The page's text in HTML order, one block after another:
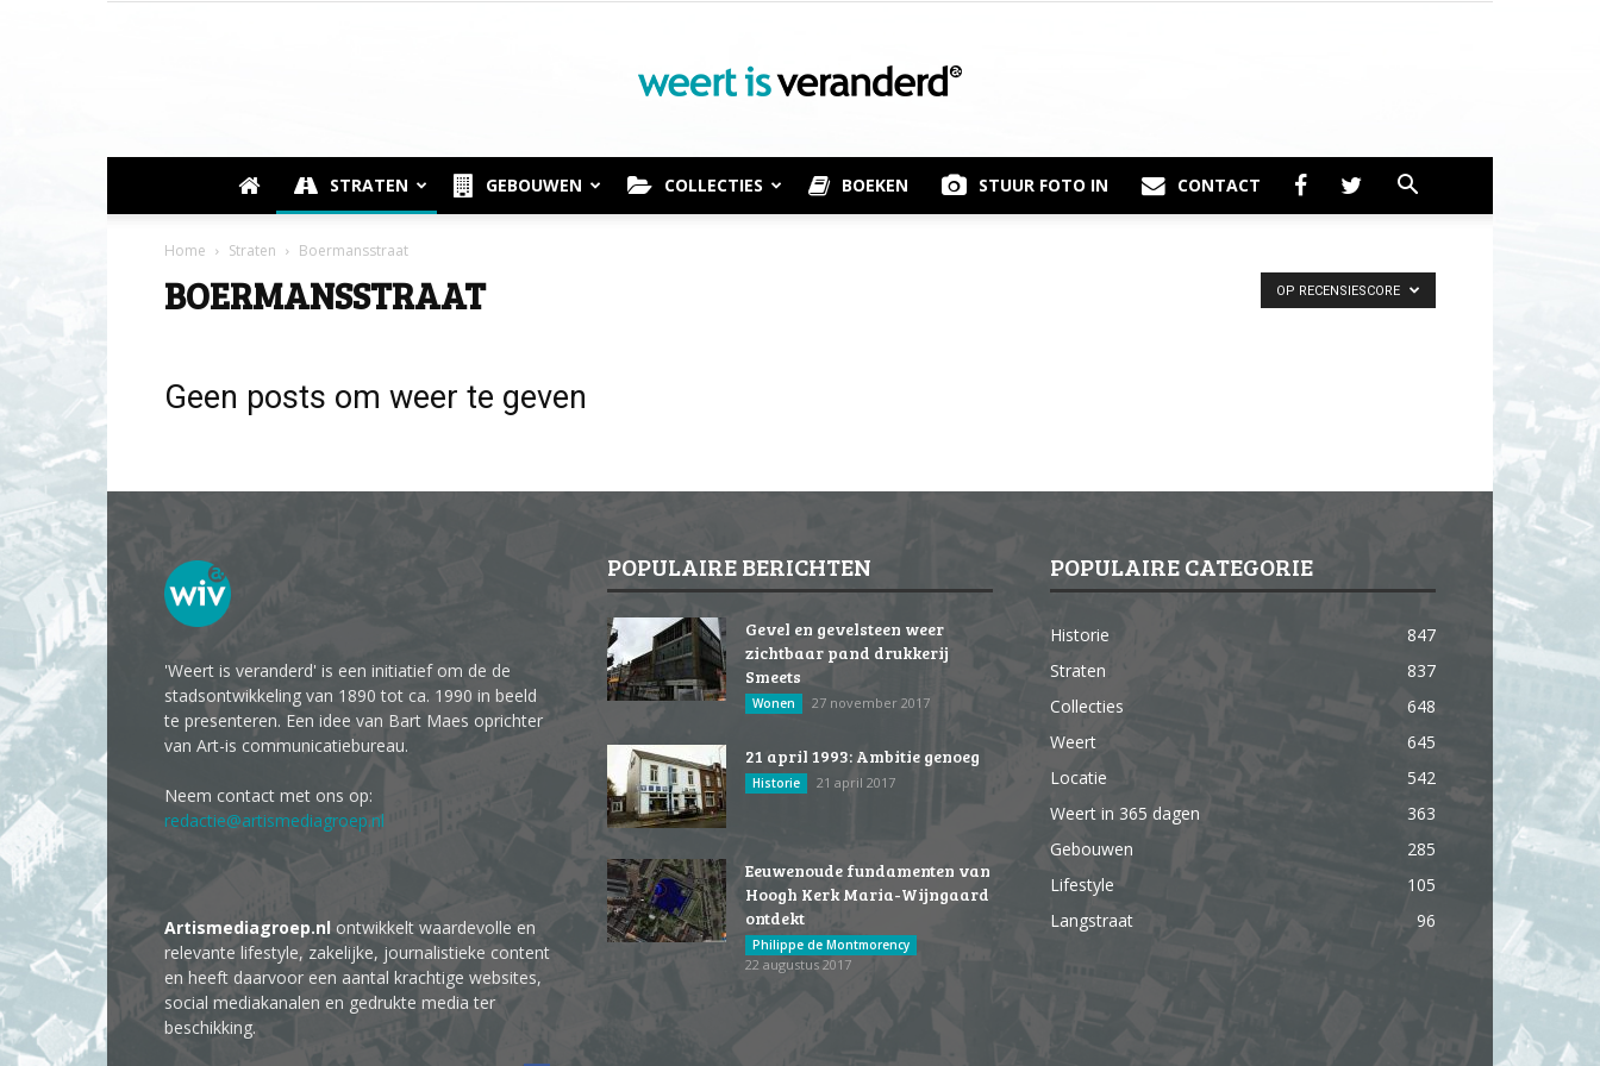
Weert
STRATEN GEBOUWEN COLLECTIES BOEKEN STUUR FOTO IN CONTACT
Home Straten Boermansstraat
BOERMANSSTRAAT OP RECENSIESCORE
Geen posts om weer te geven
'Weert is veranderd' is een initiatief om de de
stadsontwikkeling van 1890 tot ca. 1990 in beeld
te presenteren. Een idee van Bart Maes oprichter
van Art-is communicatiebureau.
Neem contact met ons op:
redactie@artismediagroep.nl
Artismediagroep.nl ontwikkelt waardevolle en
relevante lifestyle, zakelijke, journalistieke content
en heeft daarvoor een aantal krachtige websites,
social mediakanalen en gedrukte media ter
beschikking.
POPULAIRE BERICHTEN
Gevel en gevelsteen weer
zichtbaar pand drukkerij
Smeets
Wonen 27 november 2017
21 april 1993: Ambitie genoeg
Historie 21 april 2017
Eeuwenoude fundamenten van
Hoogh Kerk Maria-Wijngaard
ontdekt
Philippe de Montmorency
22 augustus 2017
POPULAIRE CATEGORIE
Historie
847
Straten
837
Collecties
648
Weert
645
Locatie
542
Weert in 365 dagen
363
Gebouwen
285
Lifestyle
105
Langstraat
96